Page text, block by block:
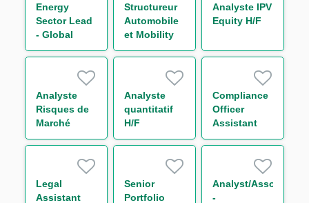
Energy
Sector Lead
- Global
Trade and
Structureur
Automobile
et Mobility
securitisation
Analyste IPV
Equity H/F
Analyste
Risques de
Marché
Consolidés
Analyste
quantitatif
H/F
Compliance
Officer
Assistant
H/F
Legal
Assistant
Senior
Portfolio
Analyst/Associate
-